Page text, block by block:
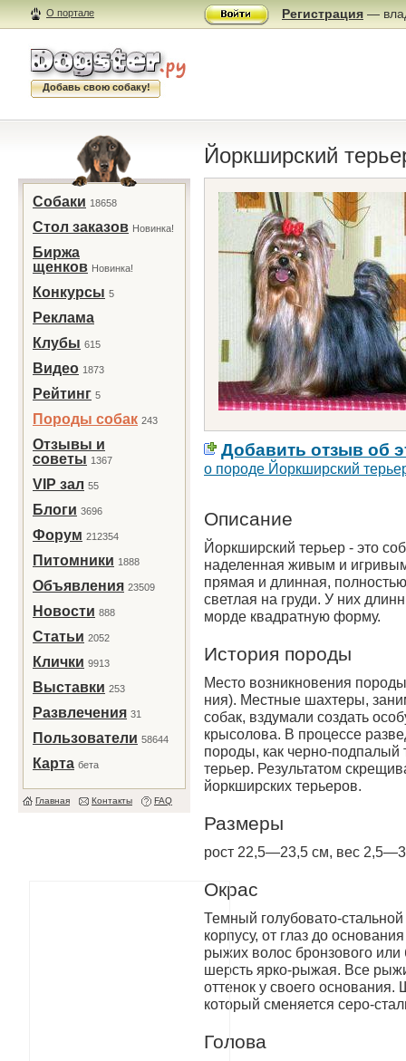
О портале Регистрация —
Добавь свою собаку!
Собаки 18658
Стол заказов Новинка!
Биржа
щенков Новинка!
Конкурсы 5
Реклама
Клубы 615
Видео 1873
Рейтинг 5
Породы собак 243
Отзывы и
советы 1367
VIP зал 55
Блоги 3696
Форум 212354
Питомники 1888
Объявления 23509
Новости 888
Статьи 2052
Клички 9913
Выставки 253
Развлечения 31
Пользователи 58644
Карта бета
Главная Контакты FAQ
Йоркширский
Добавить отзыв об
о породе Йоркширский
Описание
Йоркширский терьер - это
наделенная живым и
прямая и длинная,
светлая на груди. У них
морде квадратную форму.
История породы
Место возникновения
ния). Местные шахтеры,
собак, вздумали создать
крысолова. В процессе
породы, как черно-подпалый
терьер. Результатом
йоркширских терьеров.
Размеры
рост 22,5—23,5 см, вес
Окрас
Темный голубовато-
корпусу, от глаз до
рыжих волос бронзового или
шерсть ярко-рыжая. Все
оттенок у своего
который сменяется серо-
Голова